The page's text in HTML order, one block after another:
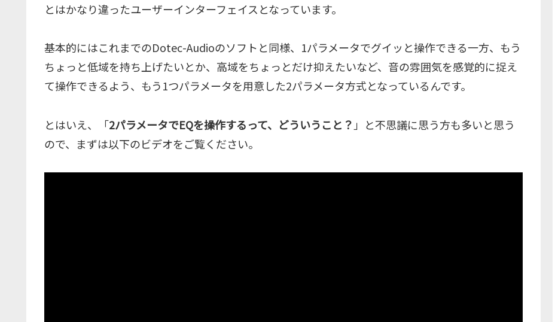
とはかなり違ったユーザーインターフェイスとなっています。
基本的にはこれまでのDotec-Audioのソフトと同様、1パラメータでグイッと操作できる一方、もう
ちょっと低域を持ち上げたいとか、高域をちょっとだけ抑えたいなど、音の雰囲気を感覚的に捉え
て操作できるよう、もう1つパラメータを用意した2パラメータ方式となっているんです。
とはいえ、「2パラメータでEQを操作するって、どういうこと？ 」と不思議に思う方も多いと思う
ので、まずは以下のビデオをご覧ください。